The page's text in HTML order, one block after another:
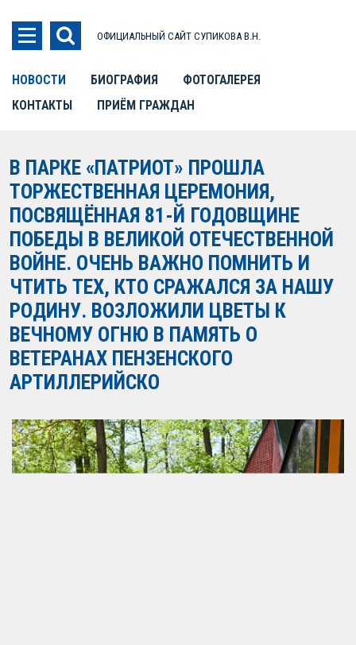
ОФИЦИАЛЬНЫЙ САЙТ СУПИКОВА В.Н.
НОВОСТИ БИОГРАФИЯ
ФОТОГАЛЕРЕЯ
КОНТАКТЫ
ПРИЁМ ГРАЖДАН
В ПАРКЕ «ПАТРИОТ» ПРОШЛА
ТОРЖЕСТВЕННАЯ ЦЕРЕМОНИЯ,
ПОСВЯЩЁННАЯ 81-Й ГОДОВЩИНЕ
ПОБЕДЫ В ВЕЛИКОЙ ОТЕЧЕСТВЕННОЙ
ВОЙНЕ. ОЧЕНЬ ВАЖНО ПОМНИТЬ И
ЧТИТЬ ТЕХ, КТО СРАЖАЛСЯ ЗА НАШУ
РОДИНУ. ВОЗЛОЖИЛИ ЦВЕТЫ К
ВЕЧНОМУ ОГНЮ В ПАМЯТЬ О
ВЕТЕРАНАХ ПЕНЗЕНСКОГО
АРТИЛЛЕРИЙСКО